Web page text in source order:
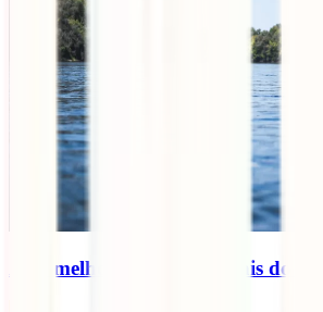
As 7 melhores praias fluviais do